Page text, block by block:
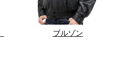
ブルゾン